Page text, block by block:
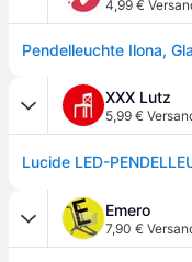
4,99 €
XXX Lutz
5,99 €
Lucide LED-
Emero
7,90 €